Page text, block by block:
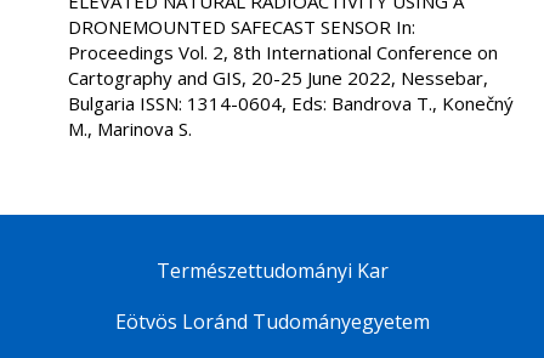
DRONEMOUNTED SAFECAST SENSOR In:
Proceedings Vol. 2, 8th International Conference on
Cartography and GIS, 20-25 June 2022, Nessebar,
Bulgaria ISSN: 1314-0604, Eds: Bandrova T., Konečný
M., Marinova S.
Természettudományi Kar
Eötvös Loránd Tudományegyetem